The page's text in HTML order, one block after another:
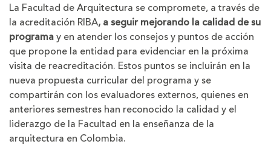
La Facultad de Arquitectura se compromete, a través de
la acreditación RIBA, a seguir mejorando la calidad de su
programay en atender los consejos y puntos de acción
que propone la entidad para evidenciar en la próxima
visita de reacreditación. Estos puntos se incluirán en la
nueva propuesta curricular del programa y se
compartirán con los evaluadores externos, quienes en
anteriores semestres han reconocido la calidad y el
liderazgo de la Facultad en la enseñanza de la
arquitectura en Colombia.